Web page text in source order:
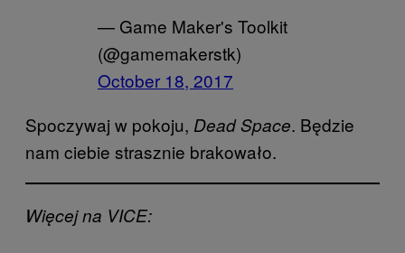
— Game Maker's Toolkit
(@gamemakerstk)
October 18, 2017
Spoczywaj w pokoju, Dead Space. Będzie
nam ciebie strasznie brakowało.
Więcej na VICE: